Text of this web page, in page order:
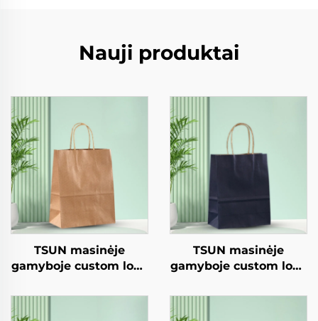
Nauji produktai
TSUN masinėje
gamyboje custom logo
vamzdeliai takeaway
Naujieji metai/Kalėdų
TSUN masinėje
gamyboje custom logo
vamzdeliai takeaway
Naujieji metai/Kalėdų